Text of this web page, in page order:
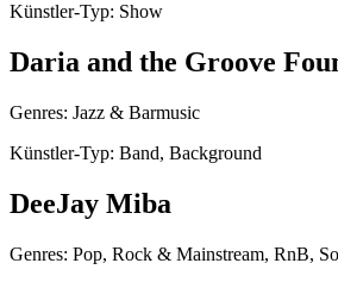
Künstler-Typ: Show
Daria and the Groove
Genres: Jazz & Barmusic
Künstler-Typ: Band, Background
DeeJay Miba
Genres: Pop, Rock & Mainstream, RnB,